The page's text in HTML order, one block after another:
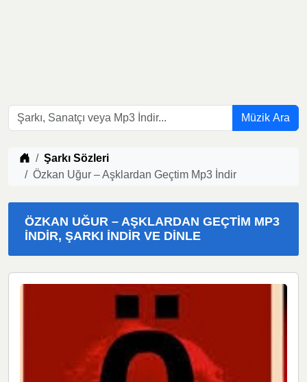
Müzik Ara
Müzik indir
Şarkı Sözleri
Özkan Uğur – Aşklardan Geçtim Mp3 İndir
ÖZKAN UĞUR – AŞKLARDAN GEÇTIM MP3
İNDIR, ŞARKI İNDIR VE DINLE